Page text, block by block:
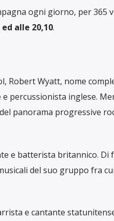
ogni giorno, per 365
alle 20,10.
Robert Wyatt, nome
percussionista inglese.
panorama progressive
e batterista britannico. Di
del suo gruppo fra cui
e cantante